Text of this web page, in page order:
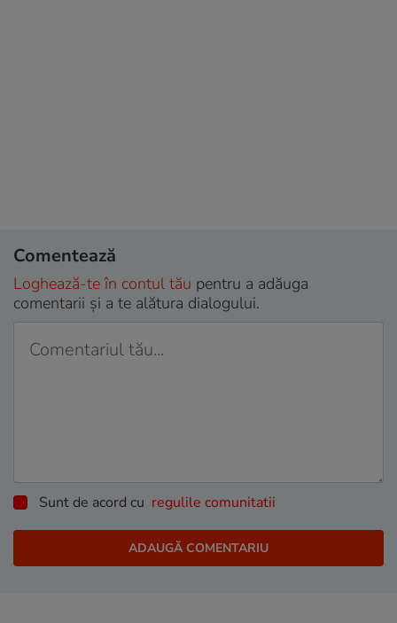
Comentează
Loghează-te în contul tău pentru a adăuga
comentarii și a te alătura dialogului.
Sunt de acord cu regulile comunitatii